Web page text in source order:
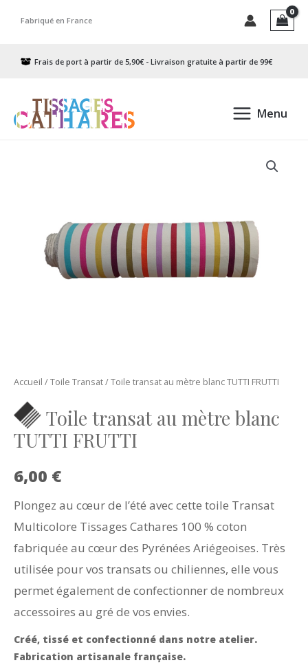
Fabriqué en France
Frais de port à partir de 5,90€ - Livraison gratuite à partir de 99€
Menu
Accueil /Toile Transat/ Toile transat au mètre blanc TUTTI FRUTTI
Toile transat au mètre blanc
TUTTI FRUTTI
6,00 €
Plongez au cœur de l’été avec cette toile Transat
Multicolore Tissages Cathares 100 % coton
fabriquée au cœur des Pyrénées Ariégeoises. Très
utilisée pour vos transats ou chiliennes, elle vous
permet également de confectionner de nombreux
accessoires au gré de vos envies.
Créé, tissé et confectionné dans notre atelier.
Fabrication artisanale française.